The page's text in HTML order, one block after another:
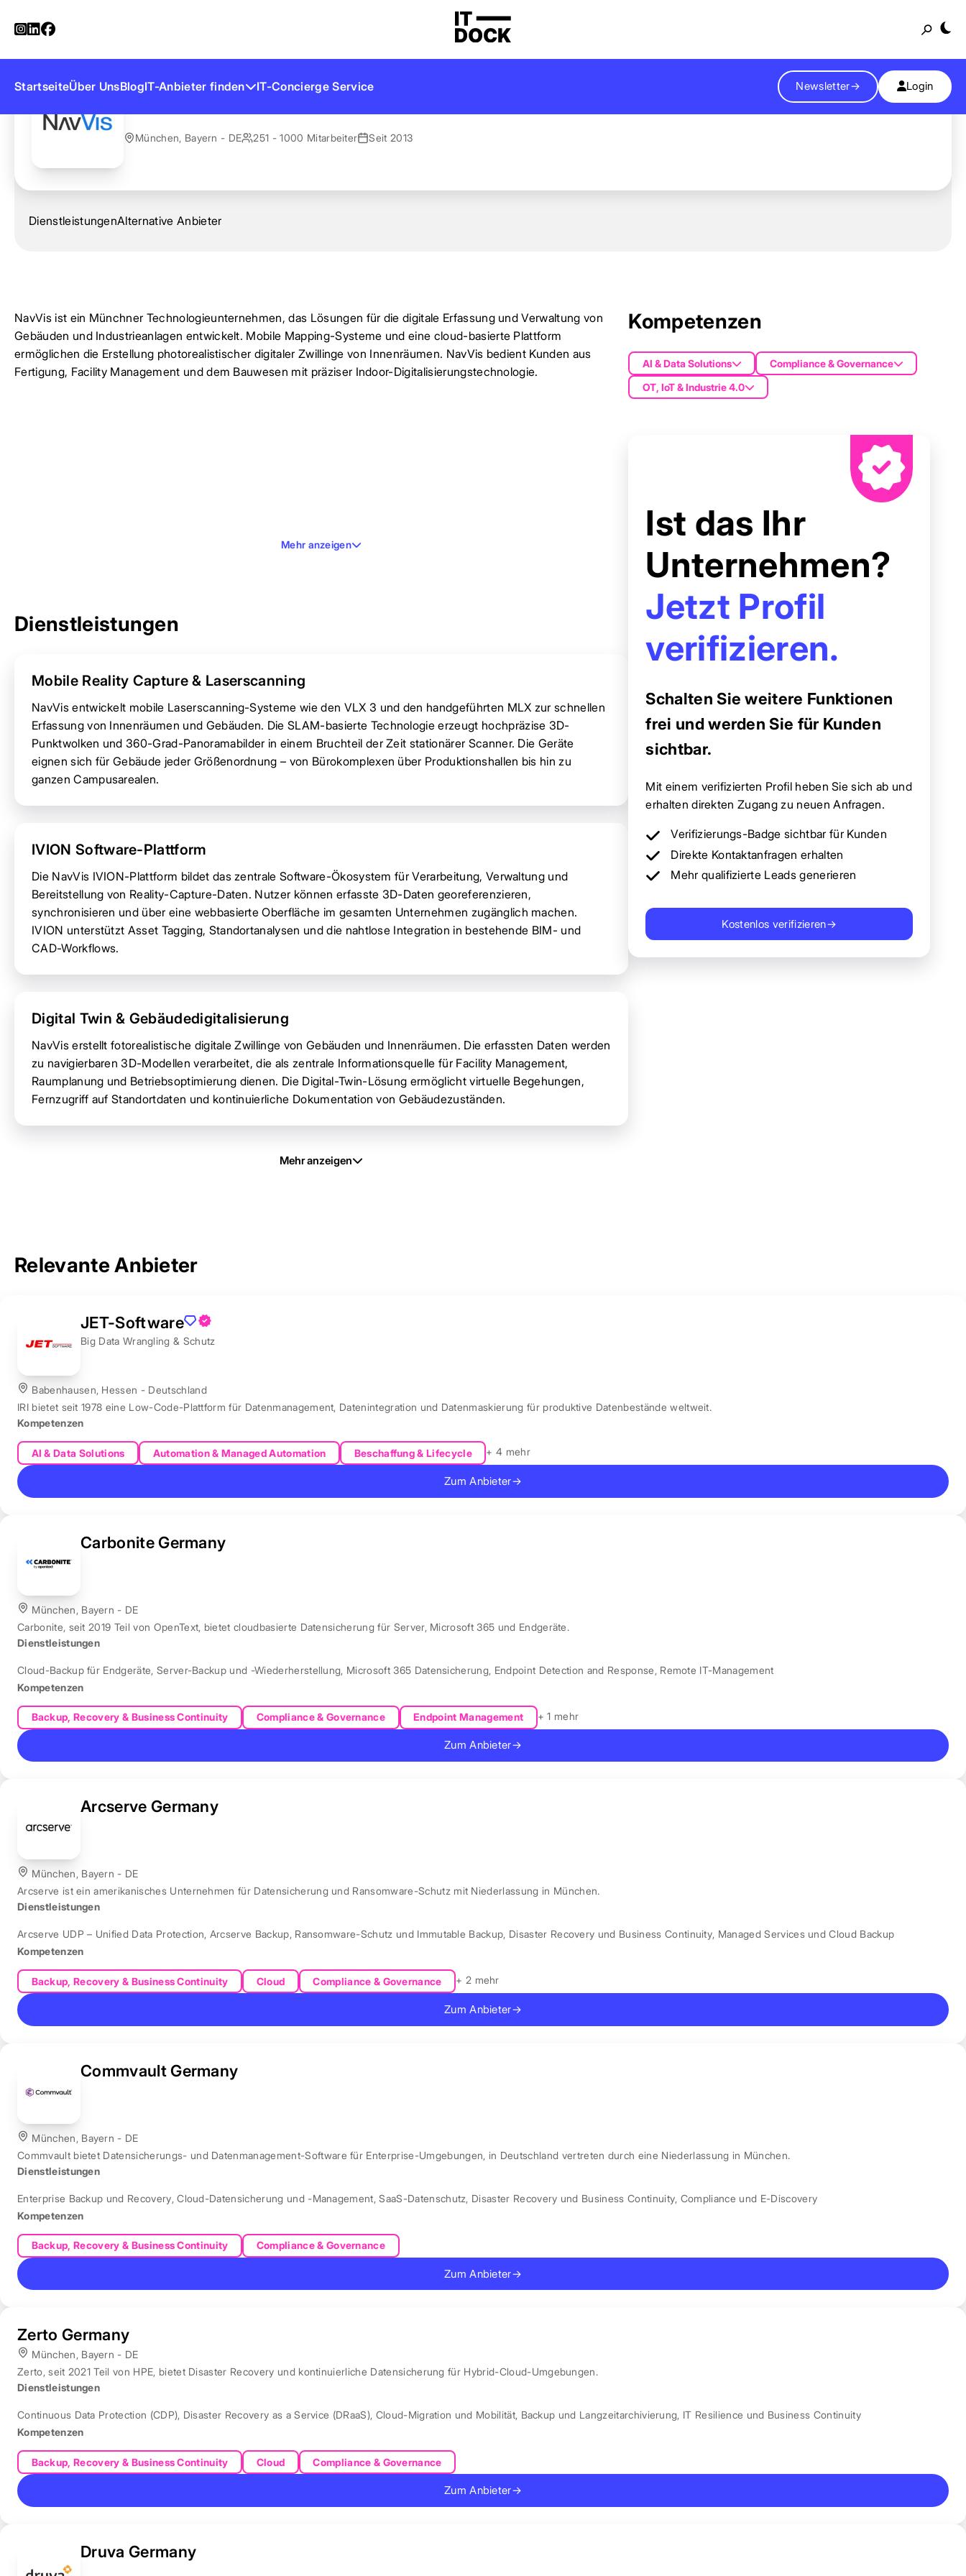
StartseiteÜber UnsBlogIT-Anbieter finden IT-Concierge Service Newsletter→ Login
Startseite
NavVis
München, Bayern - DE 251 - 1000 Mitarbeiter Seit 2013
DienstleistungenAlternative Anbieter
NavVis ist ein Münchner Technologieunternehmen, das Lösungen für die digitale Erfassung und Verwaltung von
Gebäuden und Industrieanlagen entwickelt. Mobile Mapping-Systeme und eine cloud-basierte Plattform
ermöglichen die Erstellung photorealistischer digitaler Zwillinge von Innenräumen. NavVis bedient Kunden aus
Fertigung, Facility Management und dem Bauwesen mit präziser Indoor-Digitalisierungstechnologie.
Mehr anzeigen
Dienstleistungen
Mobile Reality Capture & Laserscanning
NavVis entwickelt mobile Laserscanning-Systeme wie den VLX 3 und den handgeführten MLX zur schnellen
Erfassung von Innenräumen und Gebäuden. Die SLAM-basierte Technologie erzeugt hochpräzise 3D-
Punktwolken und 360-Grad-Panoramabilder in einem Bruchteil der Zeit stationärer Scanner. Die Geräte
eignen sich für Gebäude jeder Größenordnung – von Bürokomplexen über Produktionshallen bis hin zu
ganzen Campusarealen.
IVION Software-Plattform
Die NavVis IVION-Plattform bildet das zentrale Software-Ökosystem für Verarbeitung, Verwaltung und
Bereitstellung von Reality-Capture-Daten. Nutzer können erfasste 3D-Daten georeferenzieren,
synchronisieren und über eine webbasierte Oberfläche im gesamten Unternehmen zugänglich machen.
IVION unterstützt Asset Tagging, Standortanalysen und die nahtlose Integration in bestehende BIM- und
CAD-Workflows.
Digital Twin & Gebäudedigitalisierung
NavVis erstellt fotorealistische digitale Zwillinge von Gebäuden und Innenräumen. Die erfassten Daten werden
zu navigierbaren 3D-Modellen verarbeitet, die als zentrale Informationsquelle für Facility Management,
Raumplanung und Betriebsoptimierung dienen. Die Digital-Twin-Lösung ermöglicht virtuelle Begehungen,
Fernzugriff auf Standortdaten und kontinuierliche Dokumentation von Gebäudezuständen.
Mehr anzeigen
Kompetenzen
AI & Data Solutions
Compliance & Governance
OT, IoT & Industrie 4.0
Ist das Ihr
Unternehmen?
Jetzt Profil
verifizieren.
Schalten Sie weitere Funktionen
frei und werden Sie für Kunden
sichtbar.
Mit einem verifizierten Profil heben Sie sich ab und
erhalten direkten Zugang zu neuen Anfragen.
Verifizierungs-Badge sichtbar für Kunden
Direkte Kontaktanfragen erhalten
Mehr qualifizierte Leads generieren
Kostenlos verifizieren→
Relevante Anbieter
JET-Software
Big Data Wrangling & Schutz
Babenhausen, Hessen - Deutschland
IRI bietet seit 1978 eine Low-Code-Plattform für Datenmanagement, Datenintegration und Datenmaskierung für produktive Datenbestände weltweit.
Kompetenzen
AI & Data Solutions Automation & Managed Automation Beschaffung & Lifecycle + 4 mehr
Zum Anbieter→
Carbonite Germany
München, Bayern - DE
Carbonite, seit 2019 Teil von OpenText, bietet cloudbasierte Datensicherung für Server, Microsoft 365 und Endgeräte.
Dienstleistungen
Cloud-Backup für Endgeräte, Server-Backup und -Wiederherstellung, Microsoft 365 Datensicherung, Endpoint Detection and Response, Remote IT-Management
Kompetenzen
Backup, Recovery & Business Continuity Compliance & Governance Endpoint Management + 1 mehr
Zum Anbieter→
Arcserve Germany
München, Bayern - DE
Arcserve ist ein amerikanisches Unternehmen für Datensicherung und Ransomware-Schutz mit Niederlassung in München.
Dienstleistungen
Arcserve UDP – Unified Data Protection, Arcserve Backup, Ransomware-Schutz und Immutable Backup, Disaster Recovery und Business Continuity, Managed Services und Cloud Backup
Kompetenzen
Backup, Recovery & Business Continuity Cloud Compliance & Governance + 2 mehr
Zum Anbieter→
Commvault Germany
München, Bayern - DE
Commvault bietet Datensicherungs- und Datenmanagement-Software für Enterprise-Umgebungen, in Deutschland vertreten durch eine Niederlassung in München.
Dienstleistungen
Enterprise Backup und Recovery,Cloud-Datensicherung und -Management,SaaS-Datenschutz, Disaster Recovery und Business Continuity, Compliance und E-Discovery
Kompetenzen
Backup, Recovery & Business Continuity Compliance & Governance
Zum Anbieter→
Zerto Germany
München, Bayern - DE
Zerto, seit 2021 Teil von HPE, bietet Disaster Recovery und kontinuierliche Datensicherung für Hybrid-Cloud-Umgebungen.
Dienstleistungen
Continuous Data Protection (CDP), Disaster Recovery as a Service (DRaaS), Cloud-Migration und Mobilität, Backup und Langzeitarchivierung, IT Resilience und Business Continuity
Kompetenzen
Backup, Recovery & Business Continuity Cloud Compliance & Governance
Zum Anbieter→
Druva Germany